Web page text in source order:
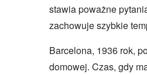
stawia poważne
zachowuje szybkie
Barcelona, 1936 rok,
domowej. Czas, gdy